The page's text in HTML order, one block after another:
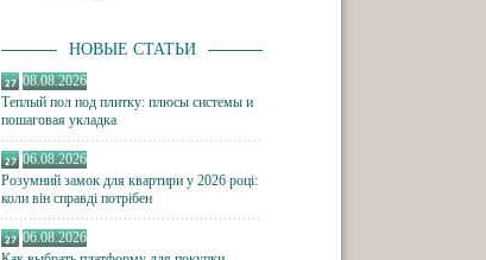
НОВЫЕ СТАТЬИ
08.08.2026
Теплый пол под плитку: плюсы системы и
пошаговая укладка
06.08.2026
Розумний замок для квартири у 2026 році:
коли він справді потрібен
06.08.2026